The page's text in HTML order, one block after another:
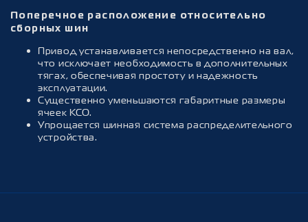
Поперечное расположение относительно
сборных шин
Привод устанавливается непосредственно на вал,
что исключает необходимость в дополнительных
тягах, обеспечивая простоту и надежность
эксплуатации.
Существенно уменьшаются габаритные размеры
ячеек КСО.
Упрощается шинная система распределительного
устройства.